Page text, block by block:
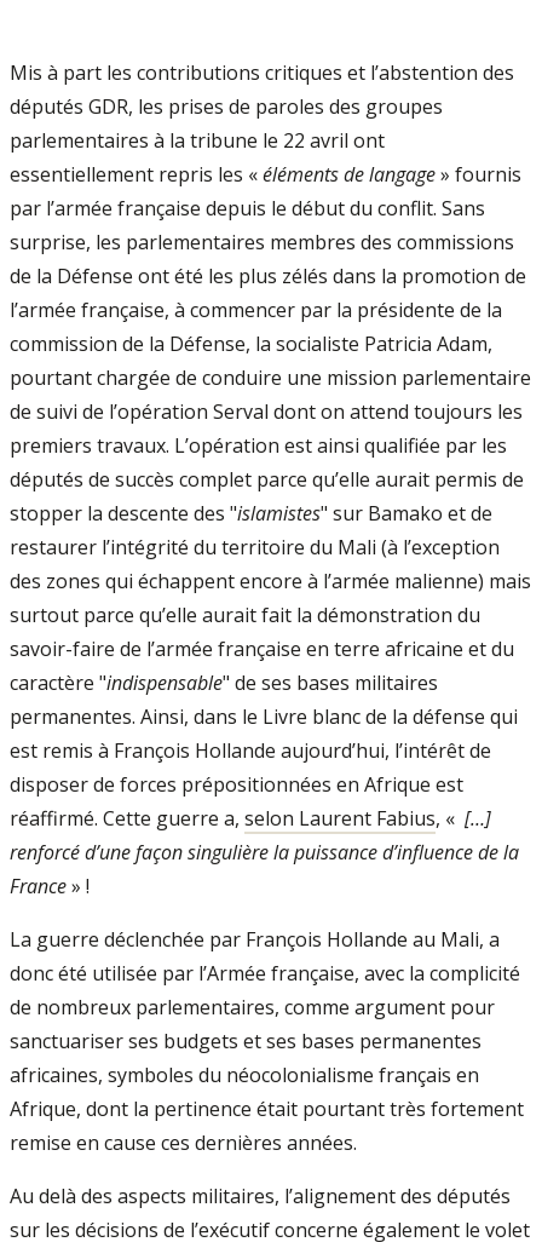
Mis à part les contributions critiques et l’abstention des
députés GDR, les prises de paroles des groupes
parlementaires à la tribune le 22 avril ont
essentiellement repris les «éléments de langage» fournis
par l’armée française depuis le début du conflit. Sans
surprise, les parlementaires membres des commissions
de la Défense ont été les plus zélés dans la promotion de
l’armée française, à commencer par la présidente de la
commission de la Défense, la socialiste Patricia Adam,
pourtant chargée de conduire une mission parlementaire
de suivi de l’opération Serval dont on attend toujours les
premiers travaux. L’opération est ainsi qualifiée par les
députés de succès complet parce qu’elle aurait permis de
stopper la descente des "islamistes" sur Bamako et de
restaurer l’intégrité du territoire du Mali (à l’exception
des zones qui échappent encore à l’armée malienne) mais
surtout parce qu’elle aurait fait la démonstration du
savoir-faire de l’armée française en terre africaine et du
caractère "indispensable" de ses bases militaires
permanentes. Ainsi, dans le Livre blanc de la défense qui
est remis à François Hollande aujourd’hui, l’intérêt de
disposer de forces prépositionnées en Afrique est
réaffirmé. Cette guerre a, selon Laurent Fabius, « […]
renforcé d’une façon singulière la puissance d’influence de la
France» !
La guerre déclenchée par François Hollande au Mali, a
donc été utilisée par l’Armée française, avec la complicité
de nombreux parlementaires, comme argument pour
sanctuariser ses budgets et ses bases permanentes
africaines, symboles du néocolonialisme français en
Afrique, dont la pertinence était pourtant très fortement
remise en cause ces dernières années.
Au delà des aspects militaires, l’alignement des députés
sur les décisions de l’exécutif concerne également le volet